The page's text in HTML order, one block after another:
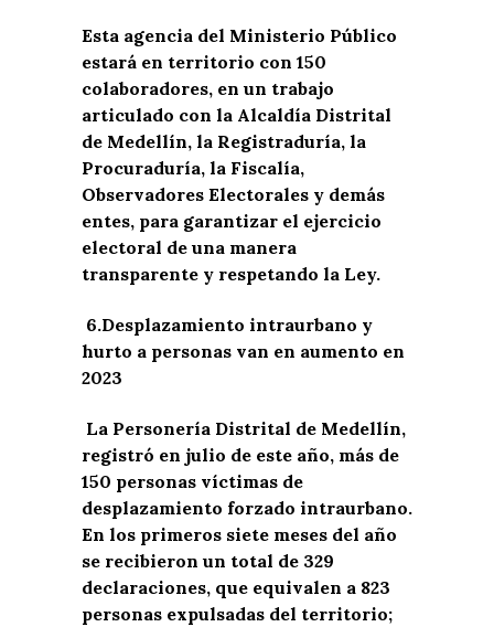
Esta agencia del Ministerio Público
estará en territorio con 150
colaboradores, en un trabajo
articulado con la Alcaldía Distrital
de Medellín, la Registraduría, la
Procuraduría, la Fiscalía,
Observadores Electorales y demás
entes, para garantizar el ejercicio
electoral de una manera
transparente y respetando la Ley.
6.Desplazamiento intraurbano y
hurto a personas van en aumento en
2023
La Personería Distrital de Medellín,
registró en julio de este año, más de
150 personas víctimas de
desplazamiento forzado intraurbano.
En los primeros siete meses del año
se recibieron un total de 329
declaraciones, que equivalen a 823
personas expulsadas del territorio;